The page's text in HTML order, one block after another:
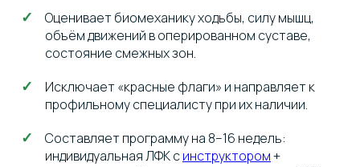
Оценивает биомеханику ходьбы, силу мышц,
объём движений в оперированном суставе,
состояние смежных зон.
Исключает «красные флаги» и направляет к
профильному специалисту при их наличии.
Составляет программу на 8–16 недель:
индивидуальная ЛФК синструктором+